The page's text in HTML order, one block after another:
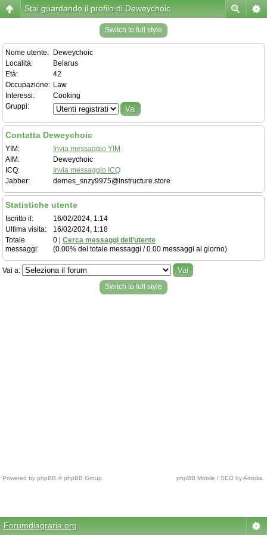
Stai guardando il profilo di Deweychoic
Switch to full style
Nome utente:
Deweychoic
Località:
Belarus
Età:
42
Occupazione: Law
Interessi:
Cooking
Gruppi:
Contatta Deweychoic
YIM:
Invia messaggio YIM
AIM:
Deweychoic
ICQ:
Invia messaggio ICQ
Jabber:
dernes_snzy9975@instructure.store
Statistiche utente
Iscritto il:
16/02/2024, 1:14
Ultima visita:
16/02/2024, 1:18
Totale
messaggi:
0 | Cerca messaggi dell’utente
(0.00% del totale messaggi / 0.00 messaggi al giorno)
Vai a:
Switch to full style
Powered by phpBB © phpBB Group. phpBB Mobile / SEO by Artodia.
h
e
Forumdiagraria.org